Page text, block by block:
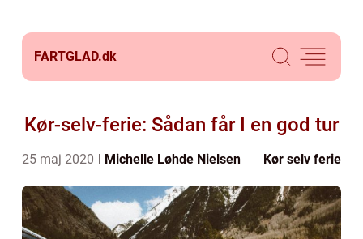
FARTGLAD.dk
Kør-selv-ferie: Sådan får I en god tur
25 maj 2020 Michelle Løhde Nielsen Kør selv ferie